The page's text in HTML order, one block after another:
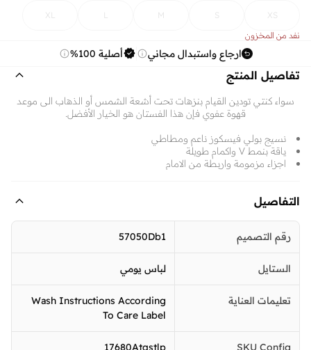
XS
S
M
L
XL
نفد من المخزون
ارجاع واستبدال مجاني أصلية 100%
تفاصيل المنتج
سواء كنتي تودين القيام بنزهات تحت أشعة الشمس أو الذهاب الى موعد
قهوة عفوي فإن هذا الفستان هو الخيار الأفضل.
نسيج بولي فيسكوز ناعم ومطاطي
ياقة بنمط V واكمام طويلة
اجزاء مزمومة واربطة من الامام
التفاصيل
رقم التصميم 57050Db1
الستايل لباس يومي
تعليمات العناية
Wash Instructions According
To Care Label
SKU Config
17680Atqstlp